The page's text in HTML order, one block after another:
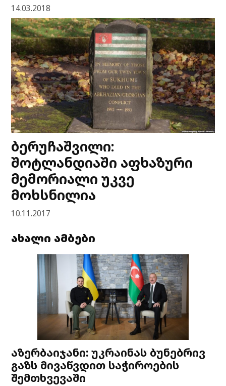
14.03.2018
ბერუჩაშვილი:
შოტლანდიაში აფხაზური
მემორიალი უკვე
მოხსნილია
10.11.2017
ახალი ამბები
აზერბაიჯანი: უკრაინას ბუნებრივ
გაზს მივაწვდით საჭიროების
შემთხვევაში